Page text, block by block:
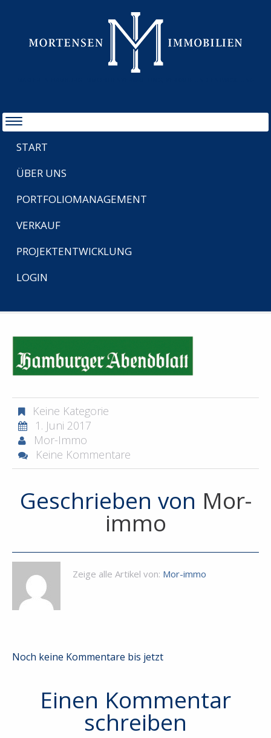
START
ÜBER UNS
PORTFOLIOMANAGEMENT
VERKAUF
PROJEKTENTWICKLUNG
LOGIN
Keine Kategorie
1. Juni 2017
Mor-Immo
Keine Kommentare
Geschrieben von Mor-
immo
Zeige alle Artikel von: Mor-immo
Noch keine Kommentare bis jetzt
Einen Kommentar
schreiben